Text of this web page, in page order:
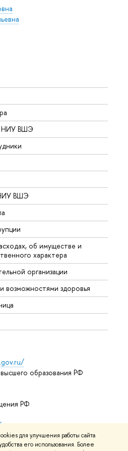
для улучшения работы сайта
его использования. Более
НИУ ВШЭ
ВШЭ
об имуществе и
характера
организации
возможностями здоровья
образования РФ
РФ
курсы